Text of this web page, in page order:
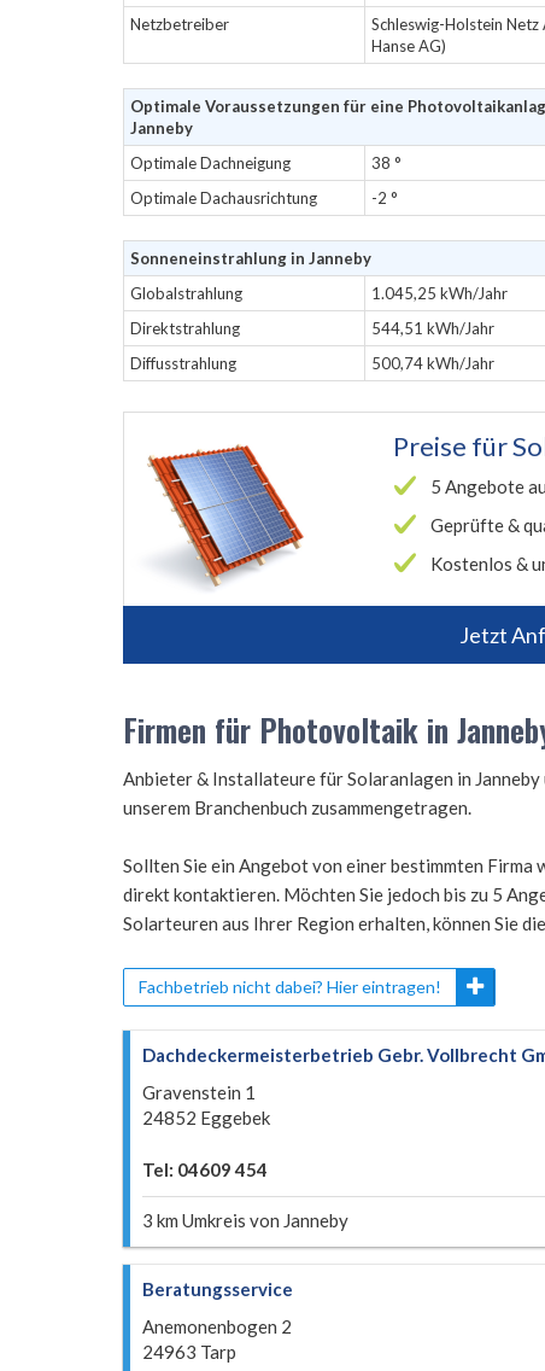
Netzbetreiber
Schleswig-Holstein Netz
Hanse AG)
Optimale Voraussetzungen für eine
Janneby
Optimale Dachneigung
38 °
Optimale Dachausrichtung
-2 °
Sonneneinstrahlung in Janneby
Globalstrahlung
1.045,25 kWh/Jahr
Direktstrahlung
544,51 kWh/Jahr
Diffusstrahlung
500,74 kWh/Jahr
Preise für
5 Angebote
Geprüfte &
Kostenlos &
Jetzt
Firmen für Photovoltaik in
Anbieter & Installateure für Solaranlagen in Janneby
unserem Branchenbuch zusammengetragen.
Sollten Sie ein Angebot von einer bestimmten Firma
direkt kontaktieren. Möchten Sie jedoch bis zu 5
Solarteuren aus Ihrer Region erhalten, können Sie
Fachbetrieb nicht dabei? Hier eintragen!
Dachdeckermeisterbetrieb Gebr. Vollbrecht
Gravenstein 1
24852 Eggebek
Tel: 04609 454
3 km Umkreis von Janneby
Beratungsservice
Anemonenbogen 2
24963 Tarp